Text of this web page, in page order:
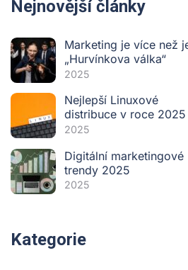
Nejnovější články
Marketing je více než
„Hurvínkova válka“
2025
Nejlepší Linuxové
distribuce v roce 2025
2025
Digitální marketingové
trendy 2025
2025
Kategorie